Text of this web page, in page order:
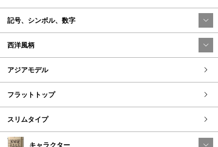
記号、シンボル、数字
西洋風柄
アジアモデル
フラットトップ
スリムタイプ
キャラクター